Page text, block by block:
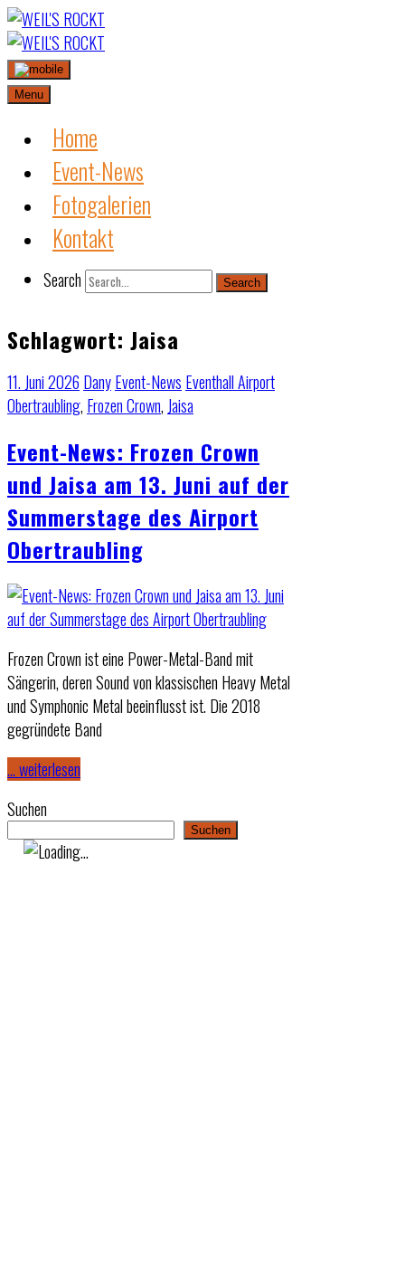
Skip
to
content
Menu
Home
Event-News
Fotogalerien
Kontakt
Search Search
Schlagwort: Jaisa
11. Juni 2026 DanyEvent-News Eventhall Airport
Obertraubling, Frozen Crown, Jaisa
Event-News: Frozen Crown
und Jaisa am 13. Juni auf der
Summerstage des Airport
Obertraubling
Frozen Crown ist eine Power-Metal-Band mit
Sängerin, deren Sound von klassischen Heavy Metal
und Symphonic Metal beeinflusst ist. Die 2018
gegründete Band
… weiterlesen
Suchen
Suchen